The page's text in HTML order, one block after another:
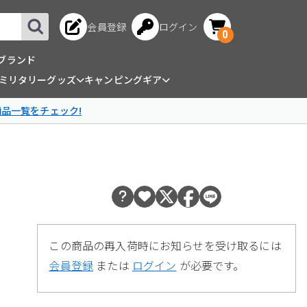
会員登録 ログイン
0
ランド
リタリーグッズ
キャンピングギア
一覧をチェック!
この商品の再入荷時にお知らせを受け取るには
会員登録 または ログイン が必要です。